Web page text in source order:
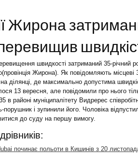
Жирона
швидкості затриманий 35-річний
Жирона). Як повідомляють місцеві
ділянці, де максимально допустима
13 вересня, але повідомили про нього
в районі муніципалітету Видререс
порушник і зупинили його. Чоловіка
до суду на першу вимогу.
починає польоти в Кишинів з 20